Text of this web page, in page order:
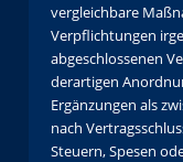
vergleichbare
Verpflichtungen
abgeschlossenen
derartigen
Ergänzungen als
nach
Steuern, Spesen